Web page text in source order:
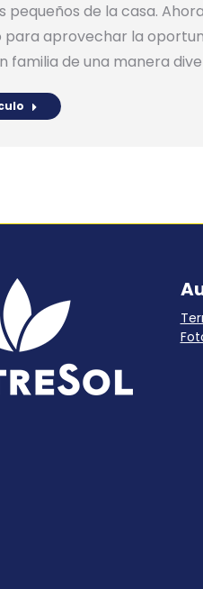
pequeños de la casa.
aprovechar la
familia de una manera